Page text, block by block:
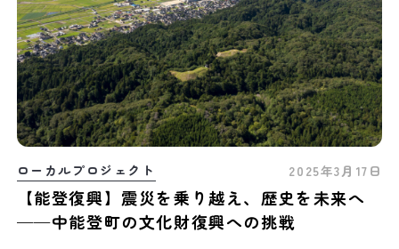
ローカルプロジェクト 2025年3月17日
【能登復興】震災を乗り越え、歴史を未来へ
——中能登町の文化財復興への挑戦